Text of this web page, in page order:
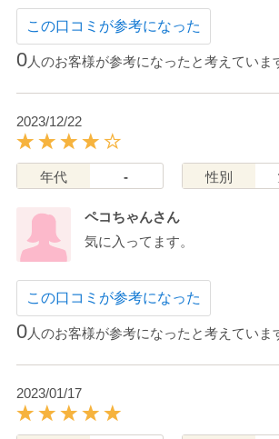
この口コミが参考になった
0人のお客様が参考になったと考えていま
2023/12/22
年代 - 性別
ペコちゃんさん
気に入ってます。
この口コミが参考になった
0人のお客様が参考になったと考えていま
2023/01/17